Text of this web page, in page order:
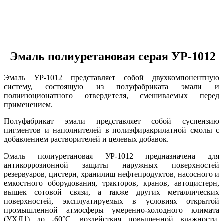
Эмаль полиуретановая серая УР-1012
Эмаль УР-1012 представляет собой двухкомпонентную
систему, состоящую из полуфабриката эмали и
полиизоционатного отвердителя, смешиваемых перед
применением.
Полуфабрикат эмали представляет собой суспензию
пигментов и наполнителей в полиэфиракрилатной смолы с
добавлением растворителей и целевых добавок.
Эмаль полиуретановая УР-1012 предназначена для
антикоррозионной защиты наружных поверхностей
резервуаров, цистерн, хранилищ нефтепродуктов, насосного и
емкостного оборудования, тракторов, кранов, автоцистерн,
вышек сотовой связи, а также других металлических
поверхностей, эксплуатируемых в условиях открытой
промышленной атмосферы умеренно-холодного климата
(УХЛ1) до -60°С, воздействия повышенной влажности,